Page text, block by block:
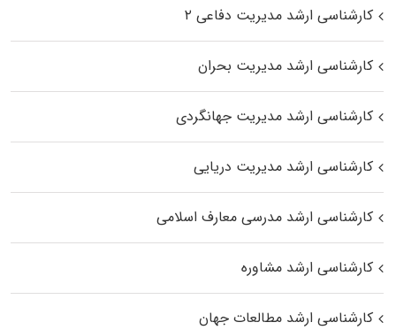
کارشناسی ارشد مدیریت دفاعی ۲
کارشناسی ارشد مدیریت بحران
کارشناسی ارشد مدیریت جهانگردی
کارشناسی ارشد مدیریت دریایی
کارشناسی ارشد مدرسی معارف اسلامی
کارشناسی ارشد مشاوره
کارشناسی ارشد مطالعات جهان